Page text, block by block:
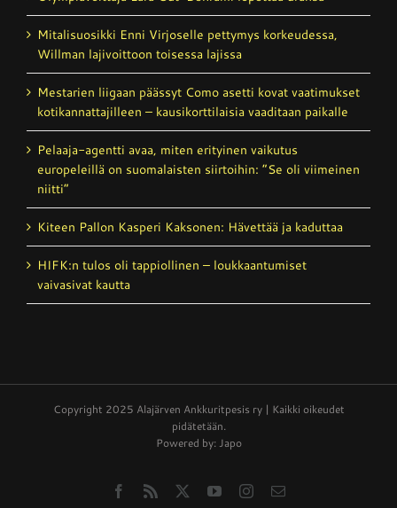
Mitalisuosikki Enni Virjoselle pettymys korkeudessa,
Willman lajivoittoon toisessa lajissa
Mestarien liigaan päässyt Como asetti kovat vaatimukset
koti­kannattajilleen – kausikortti­laisia vaaditaan paikalle
Pelaaja-agentti avaa, miten erityinen vaikutus
europeleillä on suomalaisten siirtoihin: ”Se oli viimeinen
niitti”
Kiteen Pallon Kasperi Kaksonen: Hävettää ja kaduttaa
HIFK:n tulos oli tappiollinen – loukkaantumiset
vaivasivat kautta
Copyright 2025 Alajärven Ankkuritpesis ry | Kaikki oikeudet
pidätetään.
Powered by: Japo
Facebook
Rss YouTubeInstagram
Email